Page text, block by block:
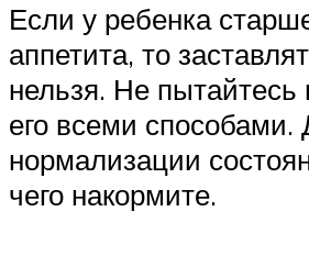
Если у ребенка
аппетита, то
нельзя. Не пытайтесь
его всеми способами.
нормализации
чего накормите.